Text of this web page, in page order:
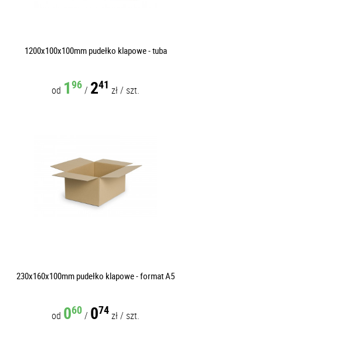
1200x100x100mm pudełko klapowe - tuba
od 196/ 241 zł/ szt.
230x160x100mm pudełko klapowe - format A5
od 060/ 074zł/ szt.